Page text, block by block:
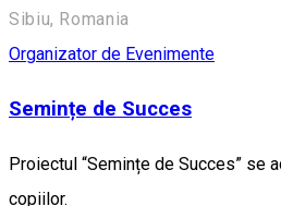
Sibiu, Romania
Organizator de Evenimente
Semințe de Succes
Proiectul “Semințe de Succes” se
copiilor.